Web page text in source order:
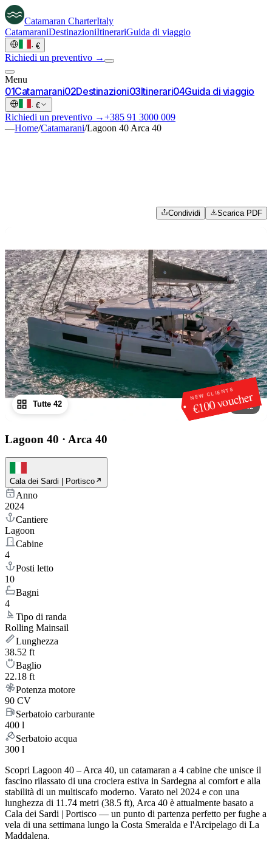
Catamaran CharterItaly
CatamaraniDestinazioniItinerariGuida di viaggio
· €
Richiedi un preventivo →
Menu
01Catamarani02Destinazioni03Itinerari04Guida di viaggio
· €
Richiedi un preventivo →+385 91 3000 009
—Home/Catamarani/Lagoon 40 Arca 40
Condividi Scarica PDF
NEW CLIENTS
€100 voucher
1/42
Tutte 42
Lagoon 40 · Arca 40
Cala dei Sardi | Portisco
Anno
2024
Cantiere
Lagoon
Cabine
4
Posti letto
10
Bagni
4
Tipo di randa
Rolling Mainsail
Lunghezza
38.52 ft
Baglio
22.18 ft
Potenza motore
90 CV
Serbatoio carburante
400 l
Serbatoio acqua
300 l
Scopri Lagoon 40 – Arca 40, un catamaran a 4 cabine che unisce il
fascino rilassato di una crociera estiva in Sardegna al comfort e alla
stabilità di un multiscafo moderno. Varato nel 2024 e con una
lunghezza di 11.74 metri (38.5 ft), Arca 40 è attualmente basato a
Cala dei Sardi | Portisco — un punto di partenza perfetto per fughe a
vela di una settimana lungo la Costa Smeralda e l'Arcipelago di La
Maddalena.